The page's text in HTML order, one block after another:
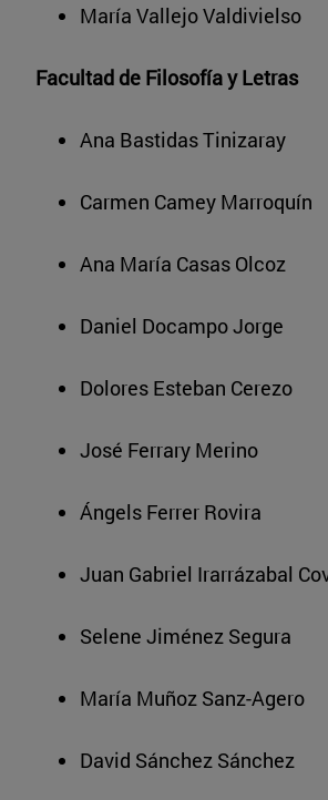
María Vallejo Valdivielso
Facultad de Filosofía y Letras
Ana Bastidas Tinizaray
Carmen Camey Marroquín
Ana María Casas Olcoz
Daniel Docampo Jorge
Dolores Esteban Cerezo
José Ferrary Merino
Ángels Ferrer Rovira
Juan Gabriel Irarrázabal
Selene Jiménez Segura
María Muñoz Sanz-Agero
David Sánchez Sánchez